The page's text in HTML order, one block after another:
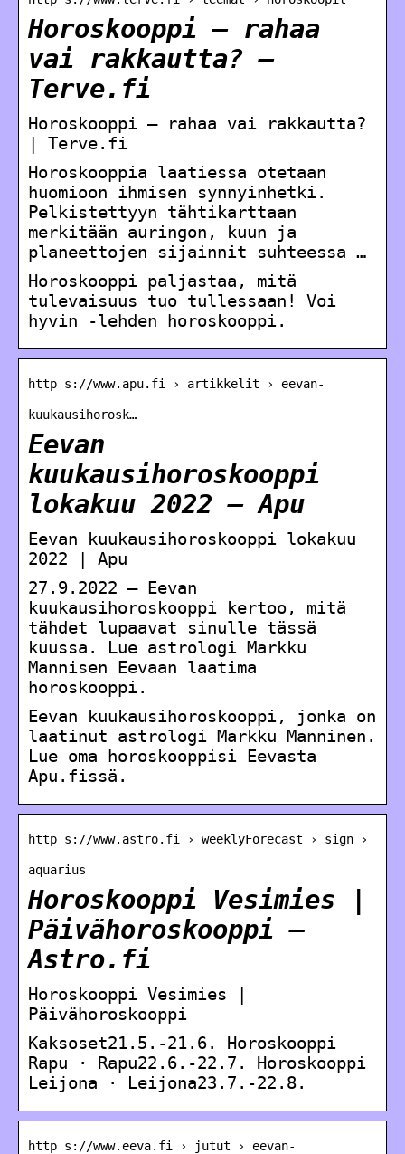
Horoskooppi – rahaa
vai rakkautta? –
Terve.fi
Horoskooppi – rahaa vai rakkautta?
| Terve.fi
Horoskooppia laatiessa otetaan
huomioon ihmisen synnyinhetki.
Pelkistettyyn tähtikarttaan
merkitään auringon, kuun ja
planeettojen sijainnit suhteessa …
Horoskooppi paljastaa, mitä
tulevaisuus tuo tullessaan! Voi
hyvin -lehden horoskooppi.
http s://www.apu.fi › artikkelit › eevan-
kuukausihorosk…
Eevan
kuukausihoroskooppi
lokakuu 2022 – Apu
Eevan kuukausihoroskooppi lokakuu
2022 | Apu
27.9.2022 — Eevan
kuukausihoroskooppi kertoo, mitä
tähdet lupaavat sinulle tässä
kuussa. Lue astrologi Markku
Mannisen Eevaan laatima
horoskooppi.
Eevan kuukausihoroskooppi, jonka on
laatinut astrologi Markku Manninen.
Lue oma horoskooppisi Eevasta
Apu.fissä.
http s://www.astro.fi › weeklyForecast › sign ›
aquarius
Horoskooppi Vesimies |
Päivähoroskooppi –
Astro.fi
Horoskooppi Vesimies |
Päivähoroskooppi
Kaksoset21.5.-21.6. Horoskooppi
Rapu · Rapu22.6.-22.7. Horoskooppi
Leijona · Leijona23.7.-22.8.
http s://www.eeva.fi › jutut › eevan-